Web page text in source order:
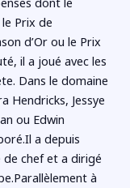
Prix de
d’Or ou le Prix
il a joué avec les
Dans le domaine
Hendricks, Jessye
ou Edwin
a depuis
de chef et a dirigé
à